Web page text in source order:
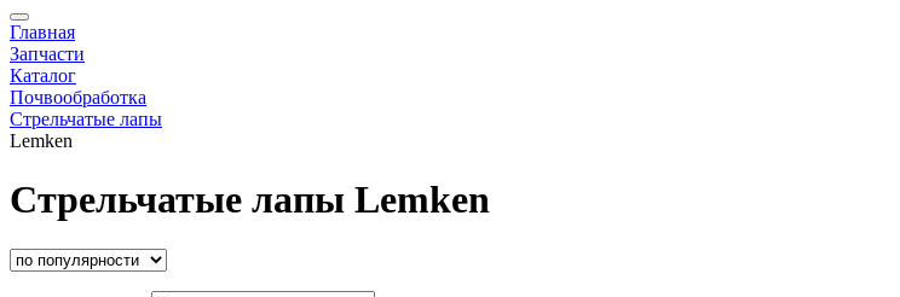
Главная
Запчасти
Каталог
Почвообработка
Стрельчатые лапы
Lemken
Стрельчатые лапы Lemken